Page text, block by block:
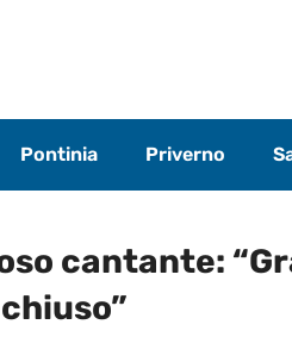
Pontinia Priverno
cantante: